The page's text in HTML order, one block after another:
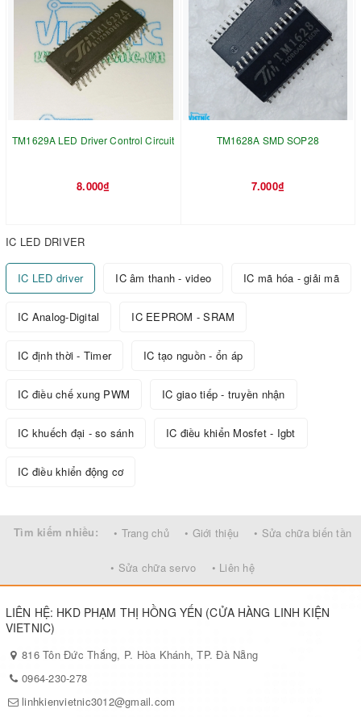
TM1629A LED Driver Control Circuit
8.000₫
TM1628A SMD SOP28
7.000₫
IC LED DRIVER
IC LED driver IC âm thanh - video IC mã hóa - giải mã
IC Analog-Digital IC EEPROM - SRAM
IC định thời - Timer IC tạo nguồn - ổn áp
IC điều chế xung PWM IC giao tiếp - truyền nhận
IC khuếch đại - so sánh IC điều khiển Mosfet - Igbt
IC điều khiển động cơ
Tìm kiếm nhiều: • Trang chủ • Giới thiệu • Sửa chữa biến tần
• Sửa chữa servo • Liên hệ
LIÊN HỆ: HKD PHẠM THỊ HỒNG YẾN (CỬA HÀNG LINH KIỆN
VIETNIC)
816 Tôn Đức Thắng, P. Hòa Khánh, TP. Đà Nẵng
0964-230-278
linhkienvietnic3012@gmail.com